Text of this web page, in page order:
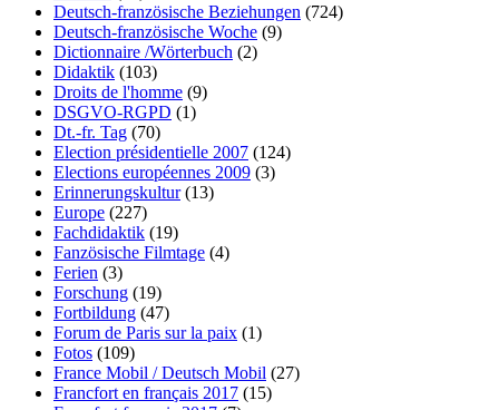
Deutsch-französische Beziehungen (724)
Deutsch-französische Woche (9)
Dictionnaire /Wörterbuch (2)
Didaktik (103)
Droits de l'homme (9)
DSGVO-RGPD (1)
Dt.-fr. Tag (70)
Election présidentielle 2007 (124)
Elections européennes 2009 (3)
Erinnerungskultur(13)
Europe (227)
Fachdidaktik (19)
Fanzösische Filmtage (4)
Ferien (3)
Forschung (19)
Fortbildung (47)
Forum de Paris sur la paix (1)
Fotos (109)
France Mobil / Deutsch Mobil (27)
Francfort en français 2017 (15)